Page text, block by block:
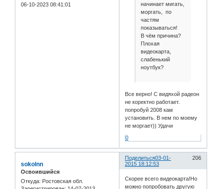
06-10-2023 08:41:01
начинает мигать,
моргать, по
частям
показываться!
В чём причина?
Плохая
видеокарта,
слабенький
ноутбук?
Все верно! С видяхой радеон
не коректно работает.
попробуй 2008 кам
установить. В нем по моему
не моргает)) Удачи
0
Поделиться 206
03-01-
2015 18:12:53
sokolnn
Освоившийся
Откуда: Ростовская обл.
Скорее всего видеокарта!Но
можно попробовать другую